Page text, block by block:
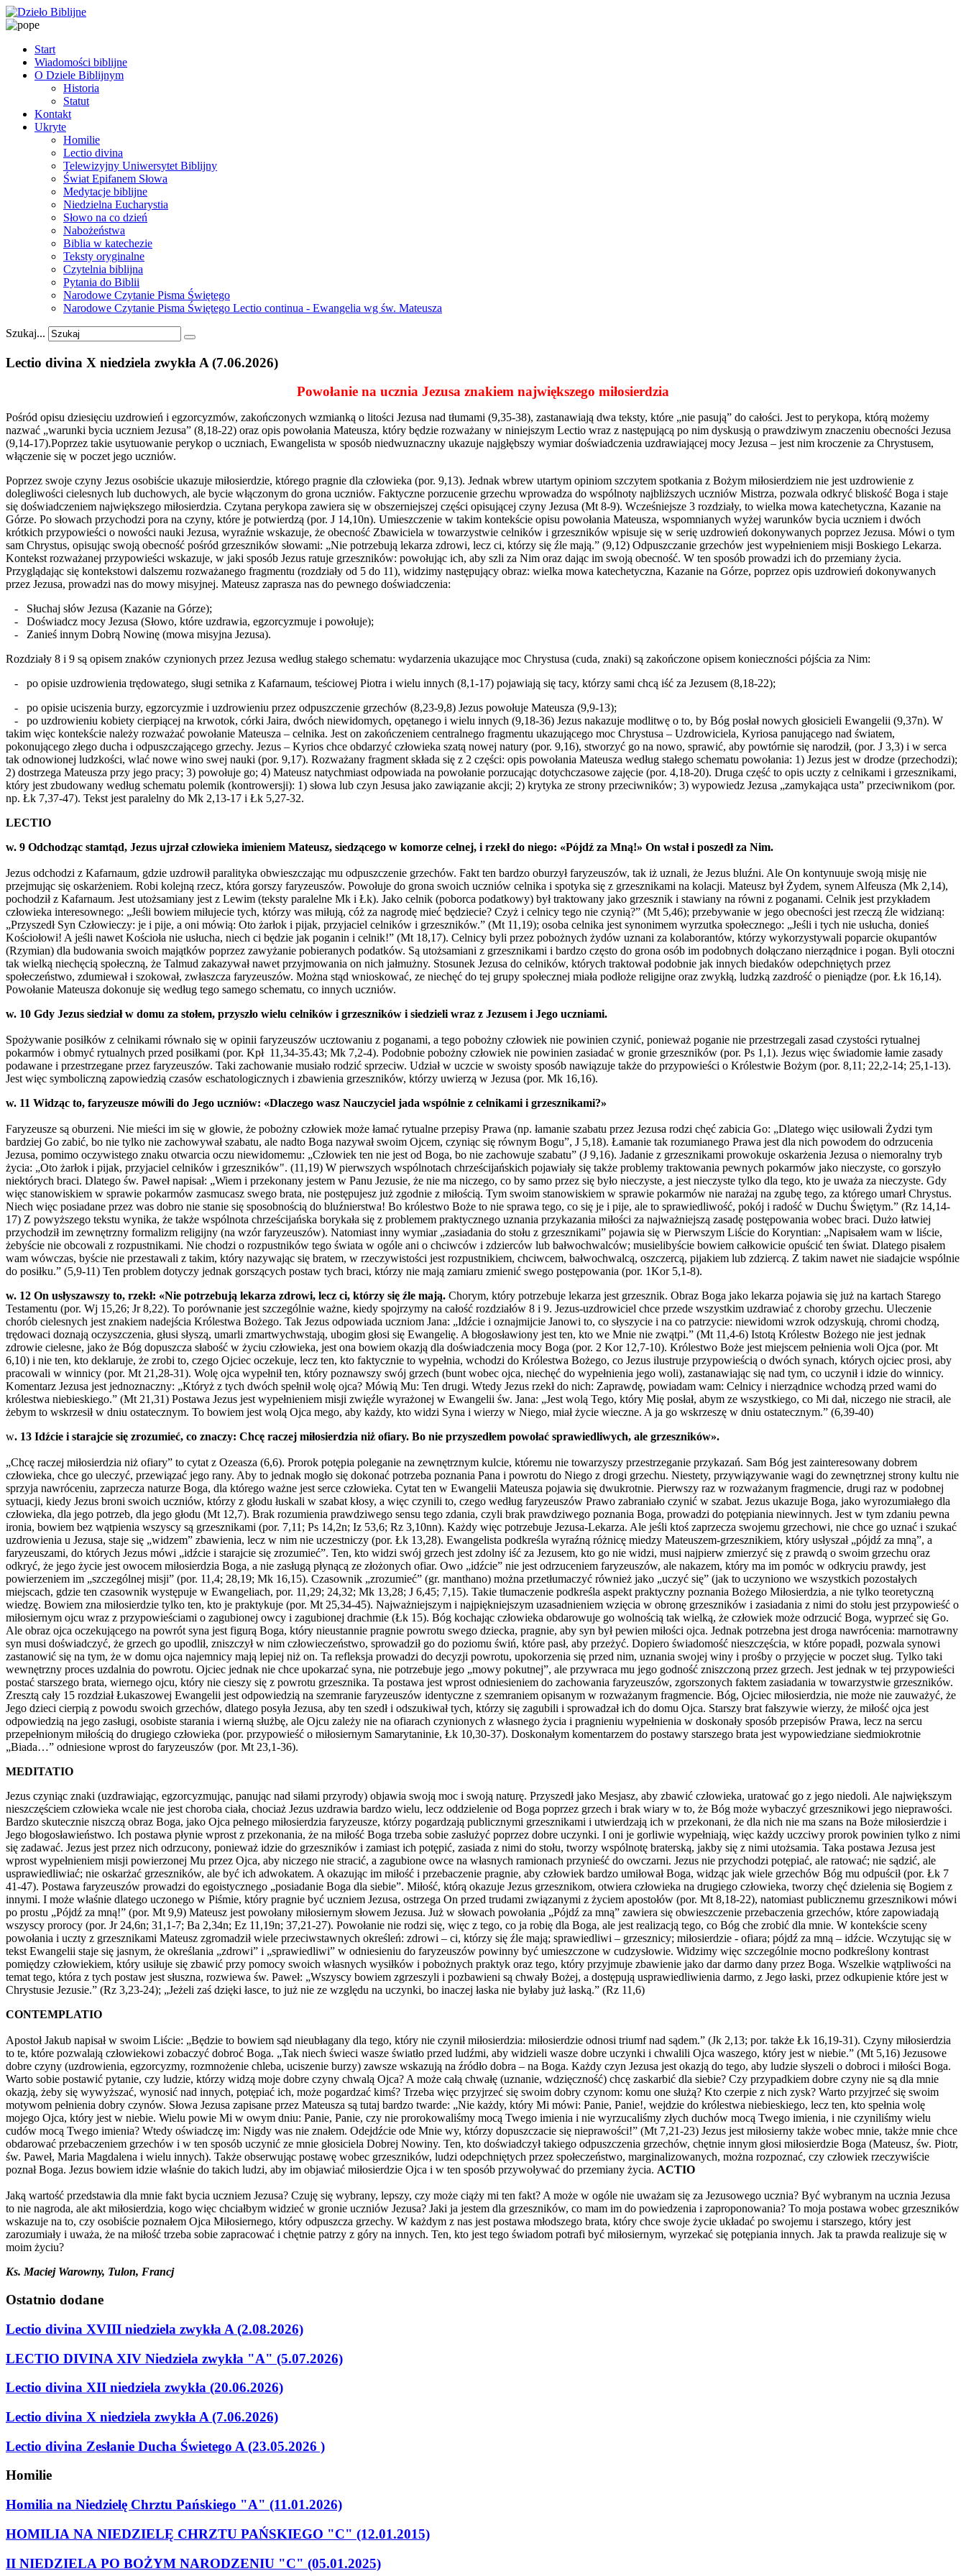
Start
Wiadomości biblijne
O Dziele Biblijnym
Historia
Statut
Kontakt
Ukryte
Homilie
Lectio divina
Telewizyjny Uniwersytet Biblijny
Świat Epifanem Słowa
Medytacje biblijne
Niedzielna Eucharystia
Słowo na co dzień
Nabożeństwa
Biblia w katechezie
Teksty oryginalne
Czytelnia biblijna
Pytania do Biblii
Narodowe Czytanie Pisma Świętego
Narodowe Czytanie Pisma Świętego Lectio continua - Ewangelia wg św. Mateusza
Szukaj...
Lectio divina X niedziela zwykła A (7.06.2026)
Powołanie na ucznia Jezusa znakiem największego miłosierdzia
Pośród opisu dziesięciu uzdrowień i egzorcyzmów, zakończonych wzmianką o litości Jezusa nad tłumami (9,35-38), zastanawiają dwa teksty, które „nie pasują” do całości. Jest to perykopa, którą możemy
nazwać „warunki bycia uczniem Jezusa” (8,18-22) oraz opis powołania Mateusza, który będzie rozważany w niniejszym Lectio wraz z następującą po nim dyskusją o prawdziwym znaczeniu obecności Jezusa
(9,14-17).Poprzez takie usytuowanie perykop o uczniach, Ewangelista w sposób niedwuznaczny ukazuje najgłębszy wymiar doświadczenia uzdrawiającej mocy Jezusa – jest nim kroczenie za Chrystusem,
włączenie się w poczet jego uczniów.
Poprzez swoje czyny Jezus osobiście ukazuje miłosierdzie, którego pragnie dla człowieka (por. 9,13). Jednak wbrew utartym opiniom szczytem spotkania z Bożym miłosierdziem nie jest uzdrowienie z
dolegliwości cielesnych lub duchowych, ale bycie włączonym do grona uczniów. Faktyczne porzucenie grzechu wprowadza do wspólnoty najbliższych uczniów Mistrza, pozwala odkryć bliskość Boga i staje
się doświadczeniem największego miłosierdzia. Czytana perykopa zawiera się w obszerniejszej części opisującej czyny Jezusa (Mt 8-9). Wcześniejsze 3 rozdziały, to wielka mowa katechetyczna, Kazanie na
Górze. Po słowach przychodzi pora na czyny, które je potwierdzą (por. J 14,10n). Umieszczenie w takim kontekście opisu powołania Mateusza, wspomnianych wyżej warunków bycia uczniem i dwóch
krótkich przypowieści o nowości nauki Jezusa, wyraźnie wskazuje, że obecność Zbawiciela w towarzystwie celników i grzeszników wpisuje się w serię uzdrowień dokonywanych poprzez Jezusa. Mówi o tym
sam Chrystus, opisując swoją obecność pośród grzeszników słowami: „Nie potrzebują lekarza zdrowi, lecz ci, którzy się źle mają.” (9,12) Odpuszczanie grzechów jest wypełnieniem misji Boskiego Lekarza.
Kontekst rozważanej przypowieści wskazuje, w jaki sposób Jezus ratuje grzeszników: powołując ich, aby szli za Nim oraz dając im swoją obecność. W ten sposób prowadzi ich do przemiany życia.
Przyglądając się kontekstowi dalszemu rozważanego fragmentu (rozdziały od 5 do 11), widzimy następujący obraz: wielka mowa katechetyczna, Kazanie na Górze, poprzez opis uzdrowień dokonywanych
przez Jezusa, prowadzi nas do mowy misyjnej. Mateusz zaprasza nas do pewnego doświadczenia:
- Słuchaj słów Jezusa (Kazanie na Górze);
- Doświadcz mocy Jezusa (Słowo, które uzdrawia, egzorcyzmuje i powołuje);
- Zanieś innym Dobrą Nowinę (mowa misyjna Jezusa).
Rozdziały 8 i 9 są opisem znaków czynionych przez Jezusa według stałego schematu: wydarzenia ukazujące moc Chrystusa (cuda, znaki) są zakończone opisem konieczności pójścia za Nim:
- po opisie uzdrowienia trędowatego, sługi setnika z Kafarnaum, teściowej Piotra i wielu innych (8,1-17) pojawiają się tacy, którzy sami chcą iść za Jezusem (8,18-22);
- po opisie uciszenia burzy, egzorcyzmie i uzdrowieniu przez odpuszczenie grzechów (8,23-9,8) Jezus powołuje Mateusza (9,9-13);
- po uzdrowieniu kobiety cierpiącej na krwotok, córki Jaira, dwóch niewidomych, opętanego i wielu innych (9,18-36) Jezus nakazuje modlitwę o to, by Bóg posłał nowych głosicieli Ewangelii (9,37n). W
takim więc kontekście należy rozważać powołanie Mateusza – celnika. Jest on zakończeniem centralnego fragmentu ukazującego moc Chrystusa – Uzdrowiciela, Kyriosa panującego nad światem,
pokonującego złego ducha i odpuszczającego grzechy. Jezus – Kyrios chce obdarzyć człowieka szatą nowej natury (por. 9,16), stworzyć go na nowo, sprawić, aby powtórnie się narodził, (por. J 3,3) i w serca
tak odnowionej ludzkości, wlać nowe wino swej nauki (por. 9,17). Rozważany fragment składa się z 2 części: opis powołania Mateusza według stałego schematu powołania: 1) Jezus jest w drodze (przechodzi);
2) dostrzega Mateusza przy jego pracy; 3) powołuje go; 4) Mateusz natychmiast odpowiada na powołanie porzucając dotychczasowe zajęcie (por. 4,18-20). Druga część to opis uczty z celnikami i grzesznikami,
który jest zbudowany według schematu polemik (kontrowersji): 1) słowa lub czyn Jesusa jako zawiązanie akcji; 2) krytyka ze strony przeciwników; 3) wypowiedz Jezusa „zamykająca usta” przeciwnikom (por.
np. Łk 7,37-47). Tekst jest paralelny do Mk 2,13-17 i Łk 5,27-32.
LECTIO
w. 9 Odchodząc stamtąd, Jezus ujrzał człowieka imieniem Mateusz, siedzącego w komorze celnej, i rzekł do niego: «Pójdź za Mną!» On wstał i poszedł za Nim.
Jezus odchodzi z Kafarnaum, gdzie uzdrowił paralityka obwieszczając mu odpuszczenie grzechów. Fakt ten bardzo oburzył faryzeuszów, tak iż uznali, że Jezus bluźni. Ale On kontynuuje swoją misję nie
przejmując się oskarżeniem. Robi kolejną rzecz, która gorszy faryzeuszów. Powołuje do grona swoich uczniów celnika i spotyka się z grzesznikami na kolacji. Mateusz był Żydem, synem Alfeusza (Mk 2,14),
pochodził z Kafarnaum. Jest utożsamiany jest z Lewim (teksty paralelne Mk i Łk). Jako celnik (poborca podatkowy) był traktowany jako grzesznik i stawiany na równi z poganami. Celnik jest przykładem
człowieka interesownego: „Jeśli bowiem miłujecie tych, którzy was miłują, cóż za nagrodę mieć będziecie? Czyż i celnicy tego nie czynią?” (Mt 5,46); przebywanie w jego obecności jest rzeczą źle widzianą:
„Przyszedł Syn Człowieczy: je i pije, a oni mówią: Oto żarłok i pijak, przyjaciel celników i grzeszników.” (Mt 11,19); osoba celnika jest synonimem wyrzutka społecznego: „Jeśli i tych nie usłucha, donieś
Kościołowi! A jeśli nawet Kościoła nie usłucha, niech ci będzie jak poganin i celnik!” (Mt 18,17). Celnicy byli przez pobożnych żydów uznani za kolaborantów, którzy wykorzystywali poparcie okupantów
(Rzymian) dla budowania swoich majątków poprzez zawyżanie pobieranych podatków. Są utożsamiani z grzesznikami i bardzo często do grona osób im podobnych dołączano nierządnice i pogan. Byli otoczni
tak wielką niechęcią społeczną, że Talmud zakazywał nawet przyjmowania on nich jałmużny. Stosunek Jezusa do celników, których traktował podobnie jak innych biedaków odepchniętych przez
społeczeństwo, zdumiewał i szokował, zwłaszcza faryzeuszów. Można stąd wnioskować, ze niechęć do tej grupy społecznej miała podłoże religijne oraz zwykłą, ludzką zazdrość o pieniądze (por. Łk 16,14).
Powołanie Mateusza dokonuje się według tego samego schematu, co innych uczniów.
w. 10 Gdy Jezus siedział w domu za stołem, przyszło wielu celników i grzeszników i siedzieli wraz z Jezusem i Jego uczniami.
Spożywanie posiłków z celnikami równało się w opinii faryzeuszów ucztowaniu z poganami, a tego pobożny człowiek nie powinien czynić, ponieważ poganie nie przestrzegali zasad czystości rytualnej
pokarmów i obmyć rytualnych przed posiłkami (por. Kpł 11,34-35.43; Mk 7,2-4). Podobnie pobożny człowiek nie powinien zasiadać w gronie grzeszników (por. Ps 1,1). Jezus więc świadomie łamie zasady
podawane i przestrzegane przez faryzeuszów. Taki zachowanie musiało rodzić sprzeciw. Udział w uczcie w swoisty sposób nawiązuje także do przypowieści o Królestwie Bożym (por. 8,11; 22,2-14; 25,1-13).
Jest więc symboliczną zapowiedzią czasów eschatologicznych i zbawienia grzeszników, którzy uwierzą w Jezusa (por. Mk 16,16).
w. 11 Widząc to, faryzeusze mówili do Jego uczniów: «Dlaczego wasz Nauczyciel jada wspólnie z celnikami i grzesznikami?»
Faryzeusze są oburzeni. Nie mieści im się w głowie, że pobożny człowiek może łamać rytualne przepisy Prawa (np. łamanie szabatu przez Jezusa rodzi chęć zabicia Go: „Dlatego więc usiłowali Żydzi tym
bardziej Go zabić, bo nie tylko nie zachowywał szabatu, ale nadto Boga nazywał swoim Ojcem, czyniąc się równym Bogu”, J 5,18). Łamanie tak rozumianego Prawa jest dla nich powodem do odrzucenia
Jezusa, pomimo oczywistego znaku otwarcia oczu niewidomemu: „Człowiek ten nie jest od Boga, bo nie zachowuje szabatu” (J 9,16). Jadanie z grzesznikami prowokuje oskarżenia Jezusa o niemoralny tryb
życia: „Oto żarłok i pijak, przyjaciel celników i grzeszników". (11,19) W pierwszych wspólnotach chrześcijańskich pojawiały się także problemy traktowania pewnych pokarmów jako nieczyste, co gorszyło
niektórych braci. Dlatego św. Paweł napisał: „Wiem i przekonany jestem w Panu Jezusie, że nie ma niczego, co by samo przez się było nieczyste, a jest nieczyste tylko dla tego, kto je uważa za nieczyste. Gdy
więc stanowiskiem w sprawie pokarmów zasmucasz swego brata, nie postępujesz już zgodnie z miłością. Tym swoim stanowiskiem w sprawie pokarmów nie narażaj na zgubę tego, za którego umarł Chrystus.
Niech więc posiadane przez was dobro nie stanie się sposobnością do bluźnierstwa! Bo królestwo Boże to nie sprawa tego, co się je i pije, ale to sprawiedliwość, pokój i radość w Duchu Świętym.” (Rz 14,14-
17) Z powyższego tekstu wynika, że także wspólnota chrześcijańska borykała się z problemem praktycznego uznania przykazania miłości za najważniejszą zasadę postępowania wobec braci. Dużo łatwiej
przychodził im zewnętrzny formalizm religijny (na wzór faryzeuszów). Natomiast inny wymiar „zasiadania do stołu z grzesznikami” pojawia się w Pierwszym Liście do Koryntian: „Napisałem wam w liście,
żebyście nie obcowali z rozpustnikami. Nie chodzi o rozpustników tego świata w ogóle ani o chciwców i zdzierców lub bałwochwalców; musielibyście bowiem całkowicie opuścić ten świat. Dlatego pisałem
wam wówczas, byście nie przestawali z takim, który nazywając się bratem, w rzeczywistości jest rozpustnikiem, chciwcem, bałwochwalcą, oszczercą, pijakiem lub zdziercą. Z takim nawet nie siadajcie wspólnie
do posiłku.” (5,9-11) Ten problem dotyczy jednak gorszących postaw tych braci, którzy nie mają zamiaru zmienić swego postępowania (por. 1Kor 5,1-8).
w. 12 On usłyszawszy to, rzekł: «Nie potrzebują lekarza zdrowi, lecz ci, którzy się źle mają. Chorym, który potrzebuje lekarza jest grzesznik. Obraz Boga jako lekarza pojawia się już na kartach Starego
Testamentu (por. Wj 15,26; Jr 8,22). To porównanie jest szczególnie ważne, kiedy spojrzymy na całość rozdziałów 8 i 9. Jezus-uzdrowiciel chce przede wszystkim uzdrawiać z choroby grzechu. Uleczenie
chorób cielesnych jest znakiem nadejścia Królestwa Bożego. Tak Jezus odpowiada uczniom Jana: „Idźcie i oznajmijcie Janowi to, co słyszycie i na co patrzycie: niewidomi wzrok odzyskują, chromi chodzą,
trędowaci doznają oczyszczenia, głusi słyszą, umarli zmartwychwstają, ubogim głosi się Ewangelię. A błogosławiony jest ten, kto we Mnie nie zwątpi.” (Mt 11,4-6) Istotą Królestw Bożego nie jest jednak
zdrowie cielesne, jako że Bóg dopuszcza słabość w życiu człowieka, jest ona bowiem okazją dla doświadczenia mocy Boga (por. 2 Kor 12,7-10). Królestwo Boże jest miejscem pełnienia woli Ojca (por. Mt
6,10) i nie ten, kto deklaruje, że zrobi to, czego Ojciec oczekuje, lecz ten, kto faktycznie to wypełnia, wchodzi do Królestwa Bożego, co Jezus ilustruje przypowieścią o dwóch synach, których ojciec prosi, aby
pracowali w winnicy (por. Mt 21,28-31). Wolę ojca wypełnił ten, który poznawszy swój grzech (bunt wobec ojca, niechęć do wypełnienia jego woli), zastanawiając się nad tym, co uczynił i idzie do winnicy.
Komentarz Jezusa jest jednoznaczny: „Któryż z tych dwóch spełnił wolę ojca? Mówią Mu: Ten drugi. Wtedy Jezus rzekł do nich: Zaprawdę, powiadam wam: Celnicy i nierządnice wchodzą przed wami do
królestwa niebieskiego.” (Mt 21,31) Postawa Jezus jest wypełnieniem misji zwięźle wyrażonej w Ewangelii św. Jana: „Jest wolą Tego, który Mię posłał, abym ze wszystkiego, co Mi dał, niczego nie stracił, ale
żebym to wskrzesił w dniu ostatecznym. To bowiem jest wolą Ojca mego, aby każdy, kto widzi Syna i wierzy w Niego, miał życie wieczne. A ja go wskrzeszę w dniu ostatecznym.” (6,39-40)
w. 13 Idźcie i starajcie się zrozumieć, co znaczy: Chcę raczej miłosierdzia niż ofiary. Bo nie przyszedłem powołać sprawiedliwych, ale grzeszników».
„Chcę raczej miłosierdzia niż ofiary” to cytat z Ozeasza (6,6). Prorok potępia poleganie na zewnętrznym kulcie, któremu nie towarzyszy przestrzeganie przykazań. Sam Bóg jest zainteresowany dobrem
człowieka, chce go uleczyć, przewiązać jego rany. Aby to jednak mogło się dokonać potrzeba poznania Pana i powrotu do Niego z drogi grzechu. Niestety, przywiązywanie wagi do zewnętrznej strony kultu nie
sprzyja nawróceniu, zaprzecza naturze Boga, dla którego ważne jest serce człowieka. Cytat ten w Ewangelii Mateusza pojawia się dwukrotnie. Pierwszy raz w rozważanym fragmencie, drugi raz w podobnej
sytuacji, kiedy Jezus broni swoich uczniów, którzy z głodu łuskali w szabat kłosy, a więc czynili to, czego według faryzeuszów Prawo zabraniało czynić w szabat. Jezus ukazuje Boga, jako wyrozumiałego dla
człowieka, dla jego potrzeb, dla jego głodu (Mt 12,7). Brak rozumienia prawdziwego sensu tego zdania, czyli brak prawdziwego poznania Boga, prowadzi do potępiania niewinnych. Jest w tym zdaniu pewna
ironia, bowiem bez wątpienia wszyscy są grzesznikami (por. 7,11; Ps 14,2n; Iz 53,6; Rz 3,10nn). Każdy więc potrzebuje Jezusa-Lekarza. Ale jeśli ktoś zaprzecza swojemu grzechowi, nie chce go uznać i szukać
uzdrowienia u Jezusa, staje się „widzem” zbawienia, lecz w nim nie uczestniczy (por. Łk 13,28). Ewangelista podkreśla wyraźną różnicę miedzy Mateuszem-grzesznikiem, który usłyszał „pójdź za mną”, a
faryzeuszami, do których Jezus mówi „idźcie i starajcie się zrozumieć”. Ten, kto widzi swój grzech jest zdolny iść za Jezusem, kto go nie widzi, musi najpierw zmierzyć się z prawdą o swoim grzechu oraz
odkryć, że jego życie jest owocem miłosierdzia Boga, a nie zasługą płynącą ze złożonych ofiar. Owo „idźcie” nie jest odrzuceniem faryzeuszów, ale nakazem, który ma im pomóc w odkryciu prawdy, jest
powierzeniem im „szczególnej misji” (por. 11,4; 28,19; Mk 16,15). Czasownik „zrozumieć” (gr. manthano) można przetłumaczyć również jako „uczyć się” (jak to uczyniono we wszystkich pozostałych
miejscach, gdzie ten czasownik występuje w Ewangeliach, por. 11,29; 24,32; Mk 13,28; J 6,45; 7,15). Takie tłumaczenie podkreśla aspekt praktyczny poznania Bożego Miłosierdzia, a nie tylko teoretyczną
wiedzę. Bowiem zna miłosierdzie tylko ten, kto je praktykuje (por. Mt 25,34-45). Najważniejszym i najpiękniejszym uzasadnieniem wzięcia w obronę grzeszników i zasiadania z nimi do stołu jest przypowieść o
miłosiernym ojcu wraz z przypowieściami o zagubionej owcy i zagubionej drachmie (Łk 15). Bóg kochając człowieka obdarowuje go wolnością tak wielką, że człowiek może odrzucić Boga, wyprzeć się Go.
Ale obraz ojca oczekującego na powrót syna jest figurą Boga, który nieustannie pragnie powrotu swego dziecka, pragnie, aby syn był pewien miłości ojca. Jednak potrzebna jest droga nawrócenia: marnotrawny
syn musi doświadczyć, że grzech go upodlił, zniszczył w nim człowieczeństwo, sprowadził go do poziomu świń, które pasł, aby przeżyć. Dopiero świadomość nieszczęścia, w które popadł, pozwala synowi
zastanowić się na tym, że w domu ojca najemnicy mają lepiej niż on. Ta refleksja prowadzi do decyzji powrotu, upokorzenia się przed nim, uznania swojej winy i prośby o przyjęcie w poczet sług. Tylko taki
wewnętrzny proces uzdalnia do powrotu. Ojciec jednak nie chce upokarzać syna, nie potrzebuje jego „mowy pokutnej”, ale przywraca mu jego godność zniszczoną przez grzech. Jest jednak w tej przypowieści
postać starszego brata, wiernego ojcu, który nie cieszy się z powrotu grzesznika. Ta postawa jest wprost odniesieniem do zachowania faryzeuszów, zgorszonych faktem zasiadania w towarzystwie grzeszników.
Zresztą cały 15 rozdział Łukaszowej Ewangelii jest odpowiedzią na szemranie faryzeuszów identyczne z szemraniem opisanym w rozważanym fragmencie. Bóg, Ojciec miłosierdzia, nie może nie zauważyć, że
Jego dzieci cierpią z powodu swoich grzechów, dlatego posyła Jezusa, aby ten szedł i odszukiwał tych, którzy się zagubili i sprowadzał ich do domu Ojca. Starszy brat fałszywie wierzy, że miłość ojca jest
odpowiedzią na jego zasługi, osobiste starania i wierną służbę, ale Ojcu zależy nie na ofiarach czynionych z własnego życia i pragnieniu wypełnienia w doskonały sposób przepisów Prawa, lecz na sercu
przepełnionym miłością do drugiego człowieka (por. przypowieść o miłosiernym Samarytaninie, Łk 10,30-37). Doskonałym komentarzem do postawy starszego brata jest wypowiedziane siedmiokrotnie
„Biada…” odniesione wprost do faryzeuszów (por. Mt 23,1-36).
MEDITATIO
Jezus czyniąc znaki (uzdrawiając, egzorcyzmując, panując nad siłami przyrody) objawia swoją moc i swoją naturę. Przyszedł jako Mesjasz, aby zbawić człowieka, uratować go z jego niedoli. Ale największym
nieszczęściem człowieka wcale nie jest choroba ciała, chociaż Jezus uzdrawia bardzo wielu, lecz oddzielenie od Boga poprzez grzech i brak wiary w to, że Bóg może wybaczyć grzesznikowi jego nieprawości.
Bardzo skutecznie niszczą obraz Boga, jako Ojca pełnego miłosierdzia faryzeusze, którzy pogardzają publicznymi grzesznikami i utwierdzają ich w przekonani, że dla nich nie ma szans na Boże miłosierdzie i
Jego błogosławieństwo. Ich postawa płynie wprost z przekonania, że na miłość Boga trzeba sobie zasłużyć poprzez dobre uczynki. I oni je gorliwie wypełniają, więc każdy uczciwy prorok powinien tylko z nimi
się zadawać. Jezus jest przez nich odrzucony, ponieważ idzie do grzeszników i zamiast ich potępić, zasiada z nimi do stołu, tworzy wspólnotę braterską, jakby się z nimi utożsamia. Taka postawa Jezusa jest
wprost wypełnieniem misji powierzonej Mu przez Ojca, aby niczego nie stracić, a zagubione owce na własnych ramionach przynieść do owczarni. Jezus nie przychodzi potępiać, ale ratować; nie sądzić, ale
usprawiedliwiać; nie oskarżać grzeszników, ale być ich adwokatem. A okazując im miłość i przebaczenie pragnie, aby człowiek bardzo umiłował Boga, widząc jak wiele grzechów Bóg mu odpuścił (por. Łk 7
41-47). Postawa faryzeuszów prowadzi do egoistycznego „posiadanie Boga dla siebie”. Miłość, którą okazuje Jezus grzesznikom, otwiera człowieka na drugiego człowieka, tworzy chęć dzielenia się Bogiem z
innymi. I może właśnie dlatego uczonego w Piśmie, który pragnie być uczniem Jezusa, ostrzega On przed trudami związanymi z życiem apostołów (por. Mt 8,18-22), natomiast publicznemu grzesznikowi mówi
po prostu „Pójdź za mną!” (por. Mt 9,9) Mateusz jest powołany miłosiernym słowem Jezusa. Już w słowach powołania „Pójdź za mną” zawiera się obwieszczenie przebaczenia grzechów, które zapowiadają
wszyscy prorocy (por. Jr 24,6n; 31,1-7; Ba 2,34n; Ez 11,19n; 37,21-27). Powołanie nie rodzi się, więc z tego, co ja robię dla Boga, ale jest realizacją tego, co Bóg che zrobić dla mnie. W kontekście sceny
powołania i uczty z grzesznikami Mateusz zgromadził wiele przeciwstawnych określeń: zdrowi – ci, którzy się źle mają; sprawiedliwi – grzesznicy; miłosierdzie - ofiara; pójdź za mną – idźcie. Wczytując się w
tekst Ewangelii staje się jasnym, że określania „zdrowi” i „sprawiedliwi” w odniesieniu do faryzeuszów powinny być umieszczone w cudzysłowie. Widzimy więc szczególnie mocno podkreślony kontrast
pomiędzy człowiekiem, który usiłuje się zbawić przy pomocy swoich własnych wysiłków i pobożnych praktyk oraz tego, który przyjmuje zbawienie jako dar darmo dany przez Boga. Wszelkie wątpliwości na
temat tego, która z tych postaw jest słuszna, rozwiewa św. Paweł: „Wszyscy bowiem zgrzeszyli i pozbawieni są chwały Bożej, a dostępują usprawiedliwienia darmo, z Jego łaski, przez odkupienie które jest w
Chrystusie Jezusie.” (Rz 3,23-24); „Jeżeli zaś dzięki łasce, to już nie ze względu na uczynki, bo inaczej łaska nie byłaby już łaską.” (Rz 11,6)
CONTEMPLATIO
Apostoł Jakub napisał w swoim Liście: „Będzie to bowiem sąd nieubłagany dla tego, który nie czynił miłosierdzia: miłosierdzie odnosi triumf nad sądem.” (Jk 2,13; por. także Łk 16,19-31). Czyny miłosierdzia
to te, które pozwalają człowiekowi zobaczyć dobroć Boga. „Tak niech świeci wasze światło przed ludźmi, aby widzieli wasze dobre uczynki i chwalili Ojca waszego, który jest w niebie.” (Mt 5,16) Jezusowe
dobre czyny (uzdrowienia, egzorcyzmy, rozmnożenie chleba, uciszenie burzy) zawsze wskazują na źródło dobra – na Boga. Każdy czyn Jezusa jest okazją do tego, aby ludzie słyszeli o dobroci i miłości Boga.
Warto sobie postawić pytanie, czy ludzie, którzy widzą moje dobre czyny chwalą Ojca? A może całą chwałę (uznanie, wdzięczność) chcę zaskarbić dla siebie? Czy przypadkiem dobre czyny nie są dla mnie
okazją, żeby się wywyższać, wynosić nad innych, potępiać ich, może pogardzać kimś? Trzeba więc przyjrzeć się swoim dobry czynom: komu one służą? Kto czerpie z nich zysk? Warto przyjrzeć się swoim
motywom pełnienia dobry czynów. Słowa Jezusa zapisane przez Mateusza są tutaj bardzo twarde: „Nie każdy, który Mi mówi: Panie, Panie!, wejdzie do królestwa niebieskiego, lecz ten, kto spełnia wolę
mojego Ojca, który jest w niebie. Wielu powie Mi w owym dniu: Panie, Panie, czy nie prorokowaliśmy mocą Twego imienia i nie wyrzucaliśmy złych duchów mocą Twego imienia, i nie czyniliśmy wielu
cudów mocą Twego imienia? Wtedy oświadczę im: Nigdy was nie znałem. Odejdźcie ode Mnie wy, którzy dopuszczacie się nieprawości!” (Mt 7,21-23) Jezus jest miłosierny także wobec mnie, także mnie chce
obdarować przebaczeniem grzechów i w ten sposób uczynić ze mnie głosiciela Dobrej Nowiny. Ten, kto doświadczył takiego odpuszczenia grzechów, chętnie innym głosi miłosierdzie Boga (Mateusz, św. Piotr,
św. Paweł, Maria Magdalena i wielu innych). Także obserwując postawę wobec grzeszników, ludzi odepchniętych przez społeczeństwo, marginalizowanych, można rozpoznać, czy człowiek rzeczywiście
poznał Boga. Jezus bowiem idzie właśnie do takich ludzi, aby im objawiać miłosierdzie Ojca i w ten sposób przywoływać do przemiany życia. ACTIO
Jaką wartość przedstawia dla mnie fakt bycia uczniem Jezusa? Czuję się wybrany, lepszy, czy może ciąży mi ten fakt? A może w ogóle nie uważam się za Jezusowego ucznia? Być wybranym na ucznia Jezusa
to nie nagroda, ale akt miłosierdzia, kogo więc chciałbym widzieć w gronie uczniów Jezusa? Jaki ja jestem dla grzeszników, co mam im do powiedzenia i zaproponowania? To moja postawa wobec grzeszników
wskazuje na to, czy osobiście poznałem Ojca Miłosiernego, który odpuszcza grzechy. W każdym z nas jest postawa młodszego brata, który chce swoje życie układać po swojemu i starszego, który jest
zarozumiały i uważa, że na miłość trzeba sobie zapracować i chętnie patrzy z góry na innych. Ten, kto jest tego świadom potrafi być miłosiernym, wyrzekać się potępiania innych. Jak ta prawda realizuje się w
moim życiu?
Ks. Maciej Warowny, Tulon, Francj
Ostatnio dodane
Lectio divina XVIII niedziela zwykła A (2.08.2026)
LECTIO DIVINA XIV Niedziela zwykła "A" (5.07.2026)
Lectio divina XII niedziela zwykła (20.06.2026)
Lectio divina X niedziela zwykła A (7.06.2026)
Lectio divina Zesłanie Ducha Świetego A (23.05.2026 )
Homilie
Homilia na Niedzielę Chrztu Pańskiego "A" (11.01.2026)
HOMILIA NA NIEDZIELĘ CHRZTU PAŃSKIEGO "C" (12.01.2015)
II NIEDZIELA PO BOŻYM NARODZENIU "C" (05.01.2025)